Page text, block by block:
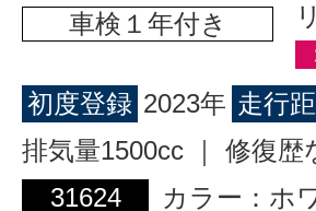
車検１年付き
初度登録 2023年 走行
排気量1500cc ｜ 修復
31624
カラー：ホ